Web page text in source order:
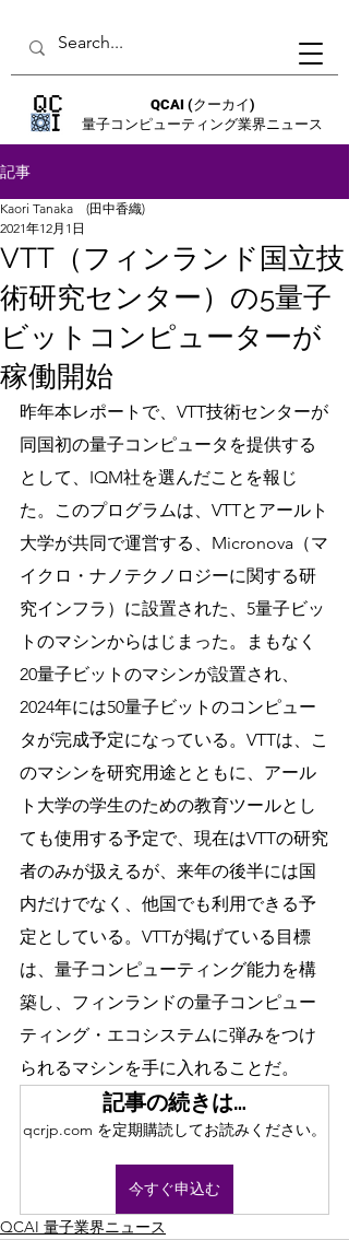
QCAI (クーカイ)
量子コンピューティング業界ニュース
記事
VTT（フィンランド国立技
術研究センター）の5量子
ビットコンピューターが
稼働開始
Kaori Tanaka (田中香織)
2021年12月1日
昨年本レポートで、VTT技術センターが
同国初の量子コンピュータを提供する
として、IQM社を選んだことを報じ
た。このプログラムは、VTTとアールト
大学が共同で運営する、Micronova（マ
イクロ・ナノテクノロジーに関する研
究インフラ）に設置された、5量子ビッ
トのマシンからはじまった。まもなく
20量子ビットのマシンが設置され、
2024年には50量子ビットのコンピュー
タが完成予定になっている。VTTは、こ
のマシンを研究用途とともに、アール
ト大学の学生のための教育ツールとし
ても使用する予定で、現在はVTTの研究
者のみが扱えるが、来年の後半には国
内だけでなく、他国でも利用できる予
定としている。VTTが掲げている目標
は、量子コンピューティング能力を構
築し、フィンランドの量子コンピュー
ティング・エコシステムに弾みをつけ
られるマシンを手に入れることだ。
記事の続きは…
qcrjp.com を定期購読してお読みください。
今すぐ申込む
QCAI 量子業界ニュース